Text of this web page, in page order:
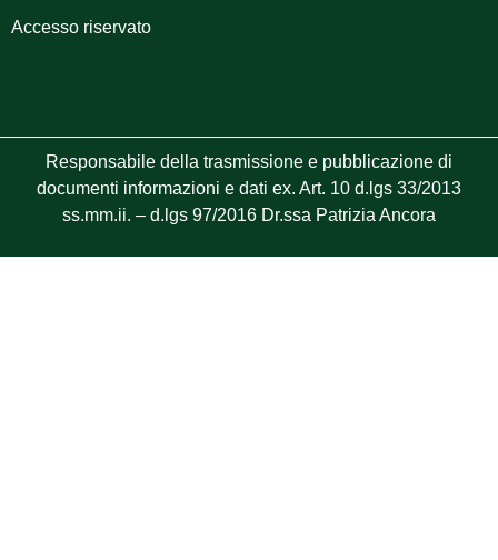
Accesso riservato
Responsabile della trasmissione e pubblicazione di
documenti informazioni e dati ex. Art. 10 d.lgs 33/2013
ss.mm.ii. – d.lgs 97/2016 Dr.ssa Patrizia Ancora